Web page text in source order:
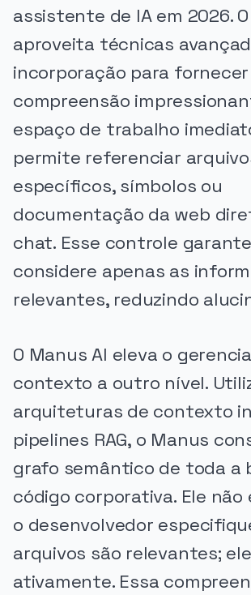
assistente de IA em 2026. O
aproveita técnicas
incorporação para
compreensão
espaço de trabalho
permite referenciar
específicos, símbolos ou
documentação da web
chat. Esse controle
considere apenas as
relevantes, reduzindo
O Manus AI eleva o
contexto a outro nível.
arquiteturas de contexto
pipelines RAG, o Manus
grafo semântico de toda a
código corporativa. Ele não
o desenvolvedor
arquivos são relevantes;
ativamente. Essa